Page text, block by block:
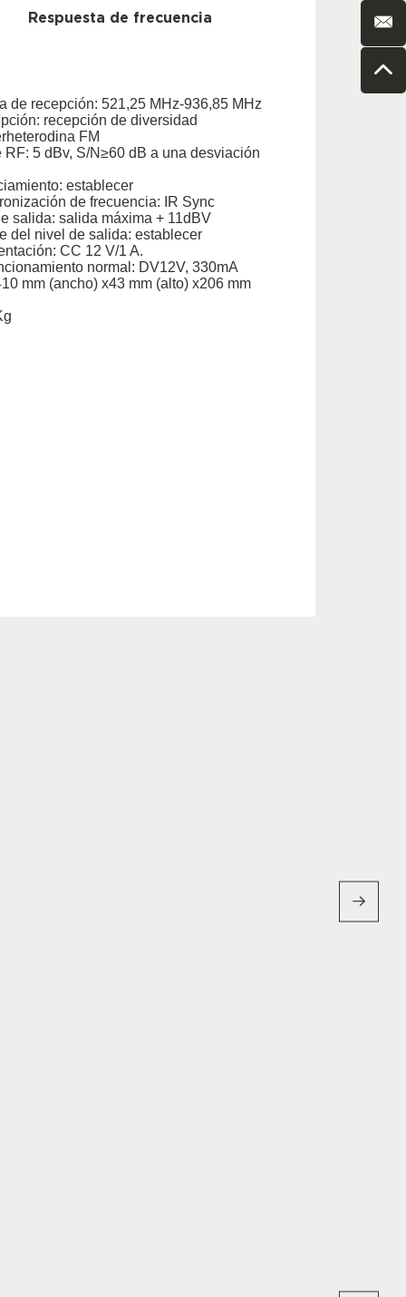
Respuesta de frecuencia
de recepción: 521,25 MHz-936,85 MHz
recepción de diversidad
FM
5 dBv, S/N≥60 dB a una desviación
establecer
de frecuencia: IR Sync
salida: salida máxima + 11dBV
del nivel de salida: establecer
CC 12 V/1 A.
normal: DV12V, 330mA
mm (ancho) x43 mm (alto) x206 mm